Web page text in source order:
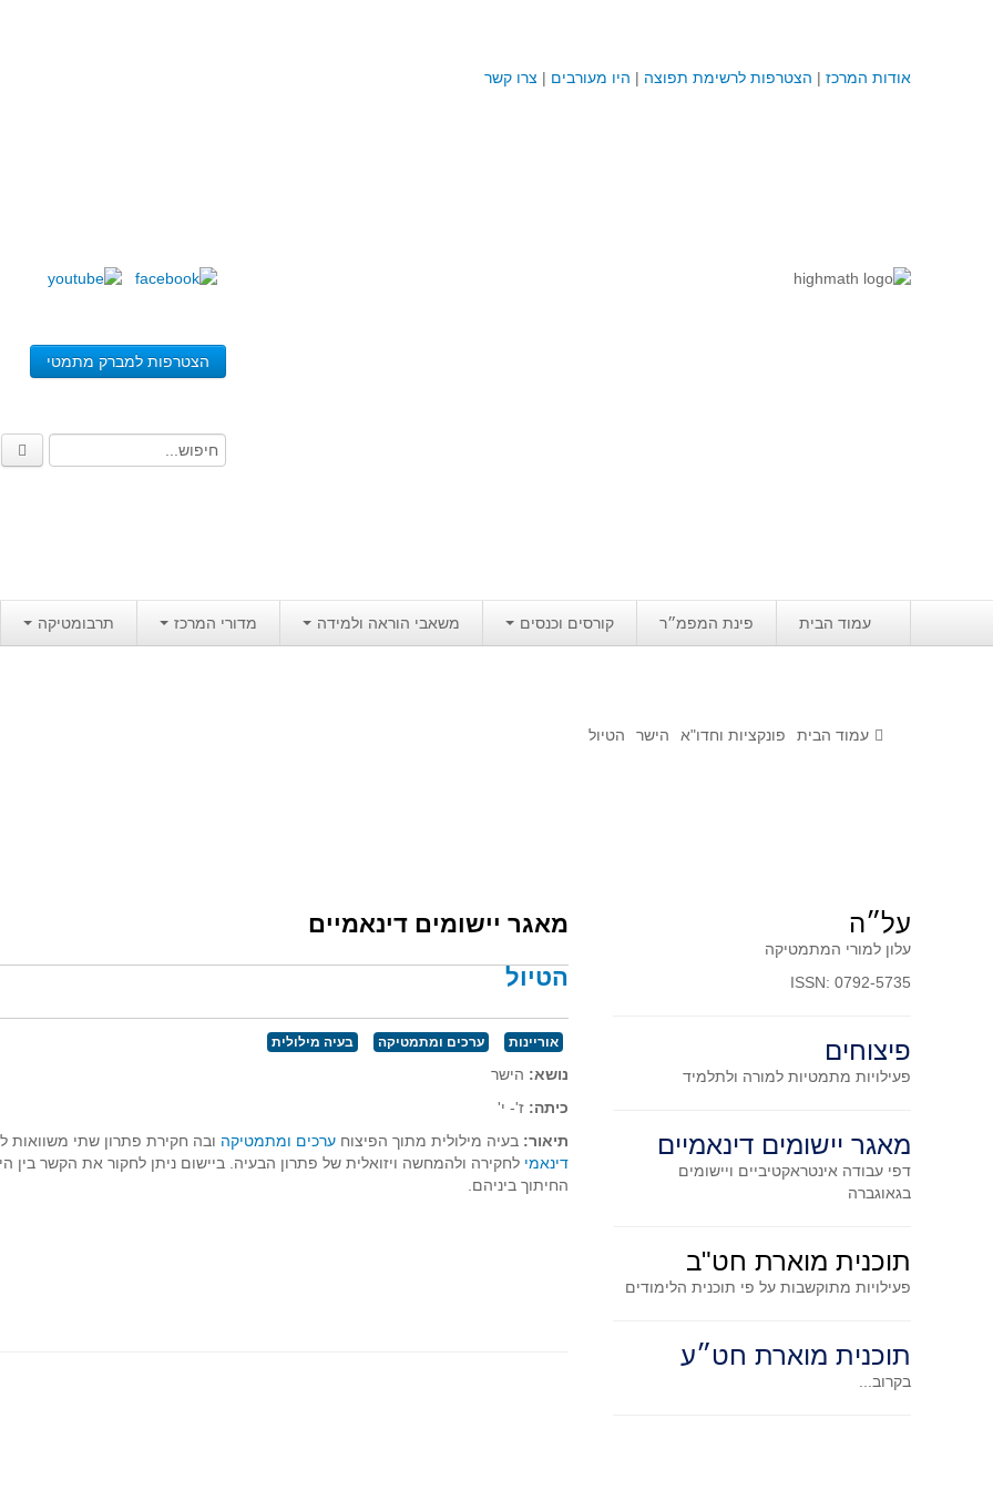
אודות המרכז | הצטרפות לרשימת תפוצה | היו מעורבים | צרו קשר
הצטרפות למברק מתמטי
עמוד הבית פינת המפמ״ר קורסים וכנסים משאבי הוראה ולמידה מדורי המרכז תרבומטיקה
עמוד הבית פונקציות וחדו"א הישר הטיול
מאגר יישומים דינאמיים
הטיול
אוריינות ערכים ומתמטיקה בעיה מילולית
נושא: הישר
כיתה: ז'- י'
תיאור: בעיה מילולית מתוך הפיצוח ערכים ומתמטיקה ובה חקירת פתרון שתי משוואות
דינאמי לחקירה ולהמחשה ויזואלית של פתרון הבעיה. ביישום ניתן לחקור את הקשר בין
החיתוך ביניהם.
על״ה
עלון למורי המתמטיקה
ISSN: 0792-5735
פיצוחים
פעילויות מתמטיות למורה ולתלמיד
מאגר יישומים דינאמיים
דפי עבודה אינטראקטיביים ויישומים
בגאוגברה
תוכנית מוארת חט"ב
פעילויות מתוקשבות על פי תוכנית הלימודים
תוכנית מוארת חט״ע
בקרוב...